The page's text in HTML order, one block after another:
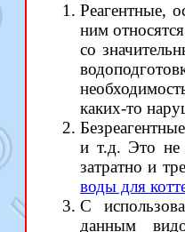
Реагентные,
ним
со
каких-то
и т.д. Это не
затратно и
воды для
С
данным